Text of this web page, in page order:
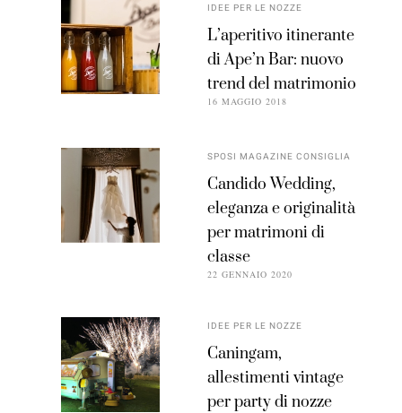
IDEE PER LE NOZZE
L’aperitivo itinerante
di Ape’n Bar: nuovo
trend del matrimonio
16 MAGGIO 2018
SPOSI MAGAZINE CONSIGLIA
Candido Wedding,
eleganza e originalità
per matrimoni di
classe
22 GENNAIO 2020
IDEE PER LE NOZZE
Caningam,
allestimenti vintage
per party di nozze